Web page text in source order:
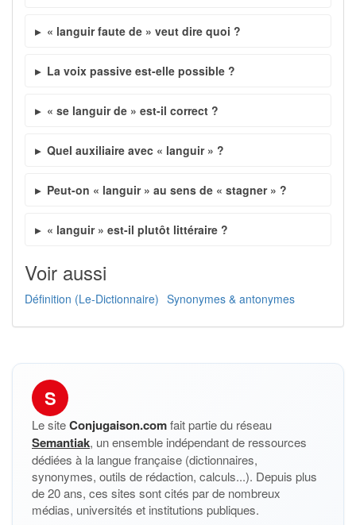
« languir faute de » veut dire quoi ?
La voix passive est-elle possible ?
« se languir de » est-il correct ?
Quel auxiliaire avec « languir » ?
Peut-on « languir » au sens de « stagner » ?
« languir » est-il plutôt littéraire ?
Voir aussi
Définition (Le-Dictionnaire) Synonymes & antonymes
S
Le siteConjugaison.comfait partie du réseau
Semantiak, un ensemble indépendant de ressources
dédiées à la langue française (dictionnaires,
synonymes, outils de rédaction, calculs...). Depuis plus
de 20 ans, ces sites sont cités par de nombreux
médias, universités et institutions publiques.